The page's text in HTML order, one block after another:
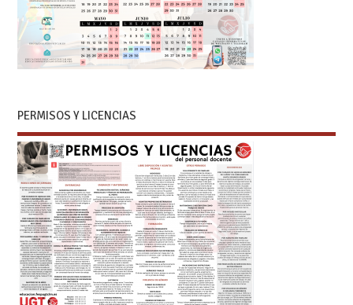
PERMISOS Y LICENCIAS